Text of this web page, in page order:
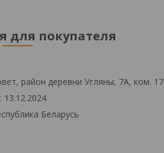
для покупателя
район деревни Угляны, 7А, ком. 17
13.12.2024
Беларусь